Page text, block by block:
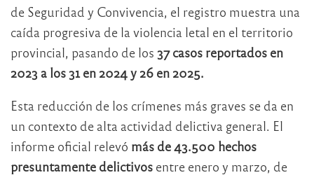
de Seguridad y Convivencia, el registro muestra una
caída progresiva de la violencia letal en el territorio
provincial, pasando de los 37 casos reportados en
2023 a los 31 en 2024 y 26 en 2025.
Esta reducción de los crímenes más graves se da en
un contexto de alta actividad delictiva general. El
informe oficial relevó más de 43.500 hechos
presuntamente delictivos entre enero y marzo, de